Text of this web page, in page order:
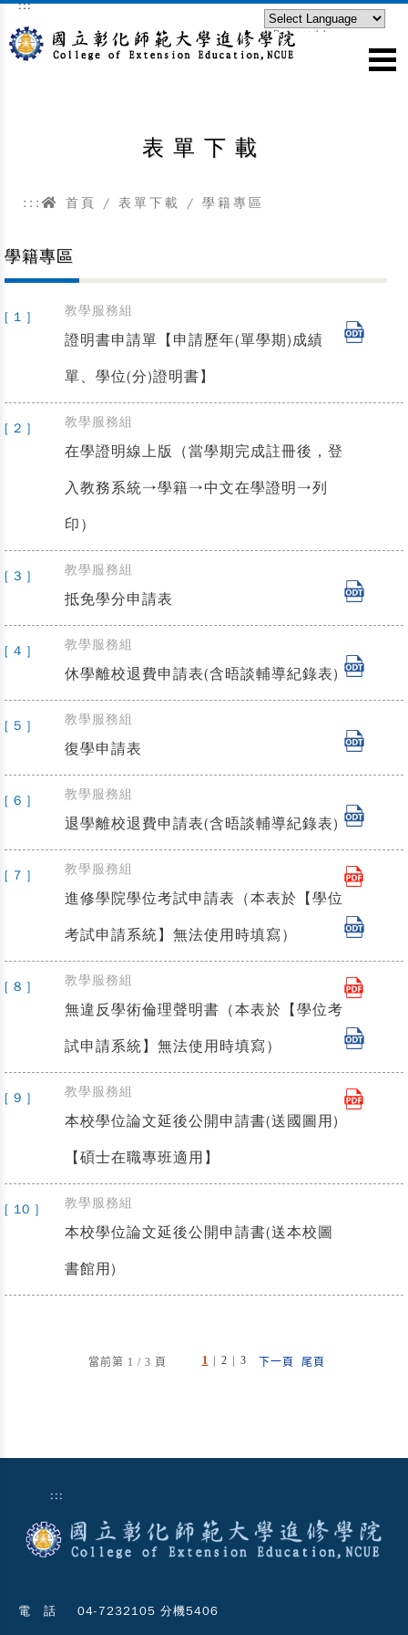
跳到主要內容區塊
:::
Powered by
表單下載
::: 首頁 / 表單下載 / 學籍專區
學籍專區
[ 1 ] 教學服務組
證明書申請單【申請歷年(單學期)成績
單、學位(分)證明書】
[ 2 ] 教學服務組
在學證明線上版（當學期完成註冊後，登
入教務系統→學籍→中文在學證明→列
印）
[ 3 ] 教學服務組
抵免學分申請表
[ 4 ] 教學服務組
休學離校退費申請表(含晤談輔導紀錄表)
[ 5 ] 教學服務組
復學申請表
[ 6 ] 教學服務組
退學離校退費申請表(含晤談輔導紀錄表)
[ 7 ] 教學服務組
進修學院學位考試申請表（本表於【學位
考試申請系統】無法使用時填寫）
[ 8 ] 教學服務組
無違反學術倫理聲明書（本表於【學位考
試申請系統】無法使用時填寫）
[ 9 ] 教學服務組
本校學位論文延後公開申請書(送國圖用)
【碩士在職專班適用】
[ 10 ] 教學服務組
本校學位論文延後公開申請書(送本校圖
書館用)
當前第 1 / 3 頁 1 | 2 | 3 下一頁 尾頁
:::
電 話 04-7232105 分機5406